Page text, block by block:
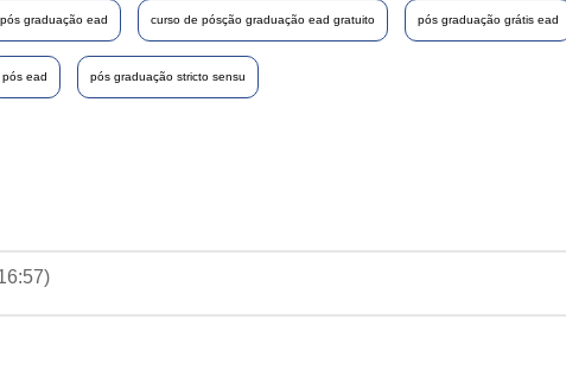
graduação ead curso de pósção graduação ead gratuito pós graduação grátis ead
pós ead pós graduação stricto sensu
)